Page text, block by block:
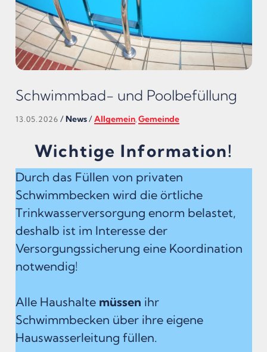
Schwimmbad- und Poolbefüllung
13.05.2026 /News/Allgemein, Gemeinde
Wichtige Information!
Durch das Füllen von privaten
Schwimmbecken wird die örtliche
Trinkwasserversorgung enorm belastet,
deshalb ist im Interesse der
Versorgungssicherung eine Koordination
notwendig!
Alle Haushalte müssen ihr
Schwimmbecken über ihre eigene
Hauswasserleitung füllen.